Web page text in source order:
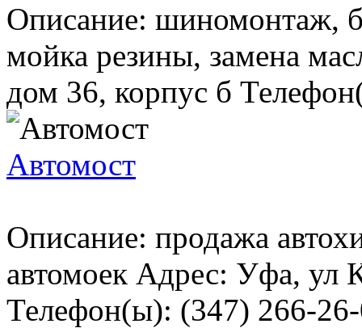
Описание: шиномонтаж,
мойка резины, замена
дом 36, корпус б
Автомост
Описание: продажа
автомоек Адрес: Уфа, ул
Телефон(ы): (347) 266-